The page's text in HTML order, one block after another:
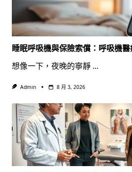
睡眠呼吸機與保險索償：呼吸機
想像一下，夜晚的寧靜 ...
Admin 8 月 3, 2026